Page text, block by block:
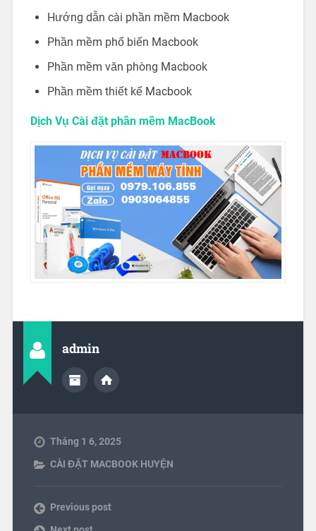
Hướng dẫn cài phần mềm Macbook
Phần mềm phổ biến Macbook
Phần mềm văn phòng Macbook
Phần mềm thiết kế Macbook
Dịch Vụ Cài đặt phần mềm MacBook
admin
Tháng 1 6, 2025
CÀI ĐẶT MACBOOK HUYỆN
Previous post